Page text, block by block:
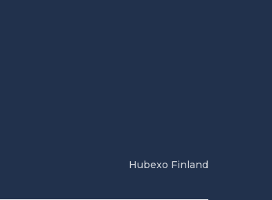
Hubexo Finland